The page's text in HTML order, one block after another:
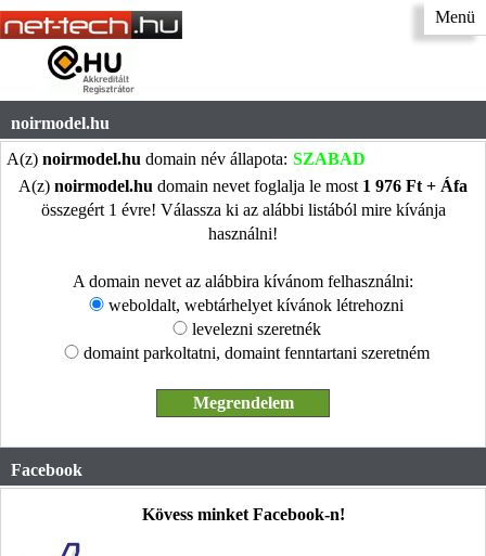
Menü
noirmodel.hu
A(z) noirmodel.hu domain név állapota: SZABAD
A(z) noirmodel.hu domain nevet foglalja le most 1 976 Ft + Áfa
összegért 1 évre! Válassza ki az alábbi listából mire kívánja
használni!
A domain nevet az alábbira kívánom felhasználni:
weboldalt, webtárhelyet kívánok létrehozni
levelezni szeretnék
domaint parkoltatni, domaint fenntartani szeretném
Facebook
Kövess minket Facebook-n!